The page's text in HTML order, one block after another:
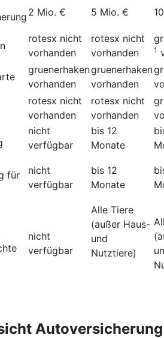
2 Mio. € 5 Mio. €
rotesx nicht
vorhanden
rotesx nicht
vorhanden
1
gruenerhaken
vorhanden
gruenerhaken
vorhanden
rotesx nicht
vorhanden
rotesx nicht
vorhanden
nicht
verfügbar
bis 12
Monate
für
nicht
verfügbar
bis 12
Monate
nicht
verfügbar
Alle Tiere
(außer Haus-
und
Nutztiere)
Autoversicherung